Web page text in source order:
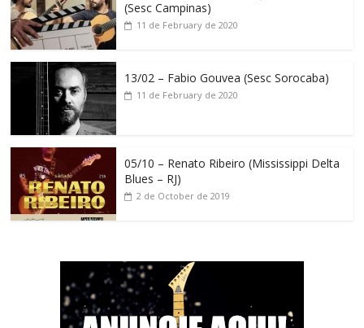
(Sesc Campinas)
11 de February de 2020
13/02 – Fabio Gouvea (Sesc Sorocaba)
11 de February de 2020
05/10 – Renato Ribeiro (Mississippi Delta
Blues – RJ)
2 de October de 2019